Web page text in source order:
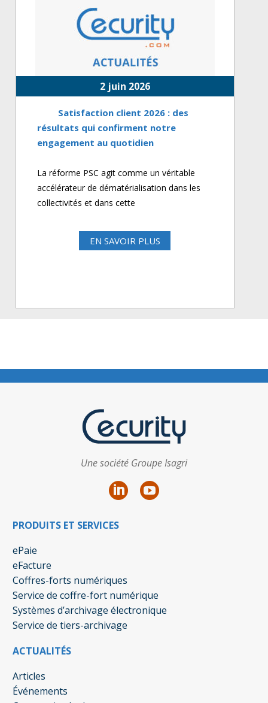
2 juin 2026
Satisfaction client 2026 : des
résultats qui confirment notre
engagement au quotidien
La réforme PSC agit comme un véritable
accélérateur de dématérialisation dans les
collectivités et dans cette
EN SAVOIR PLUS
Une société Groupe Isagri
PRODUITS ET SERVICES
ePaie
eFacture
Coffres-forts numériques
Service de coffre-fort numérique
Systèmes d’archivage électronique
Service de tiers-archivage
ACTUALITÉS
Articles
Événements